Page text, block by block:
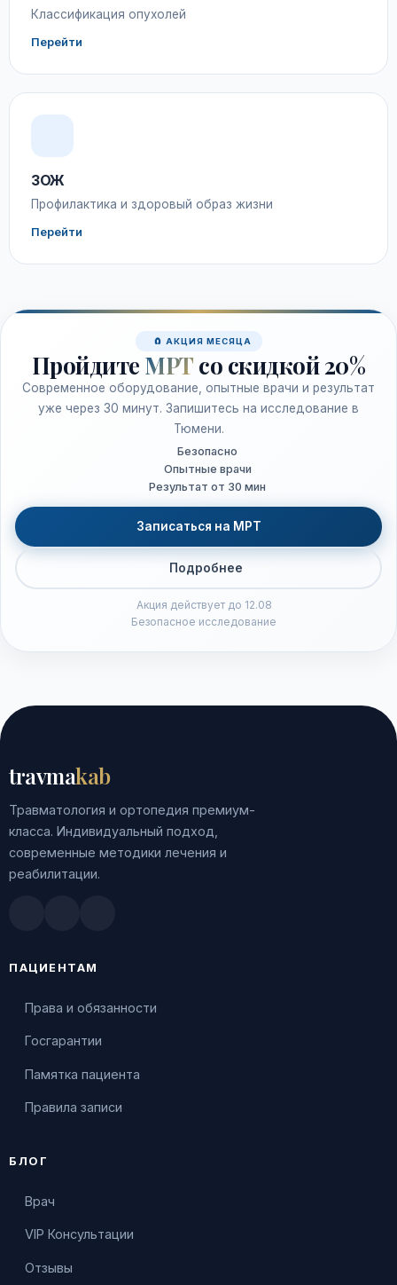
Классификация опухолей
Перейти
ЗОЖ
Профилактика и здоровый образ жизни
Перейти
🧲 АКЦИЯ МЕСЯЦА
Пройдите МРТ со скидкой 20%
Современное оборудование, опытные врачи и результат
уже через 30 минут. Запишитесь на исследование в
Тюмени.
Безопасно
Опытные врачи
Результат от 30 мин
Записаться на МРТ
Подробнее
Акция действует до 12.08
Безопасное исследование
travmakab
Травматология и ортопедия премиум-
класса. Индивидуальный подход,
современные методики лечения и
реабилитации.
ПАЦИЕНТАМ
Права и обязанности
Госгарантии
Памятка пациента
Правила записи
БЛОГ
Врач
VIP Консультации
Отзывы